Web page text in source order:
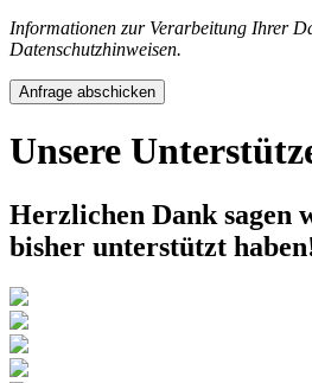
Informationen zur Verarbeitung Ihrer
Datenschutzhinweisen.
Anfrage abschicken
Unsere
Herzlichen Dank sagen
bisher unterstützt